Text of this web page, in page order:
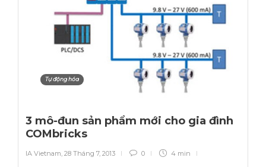
Tự động hóa
3 mô-đun sản phẩm mới cho gia đình
COMbricks
IA Vietnam 28 Tháng 7, 2013 0 4 min